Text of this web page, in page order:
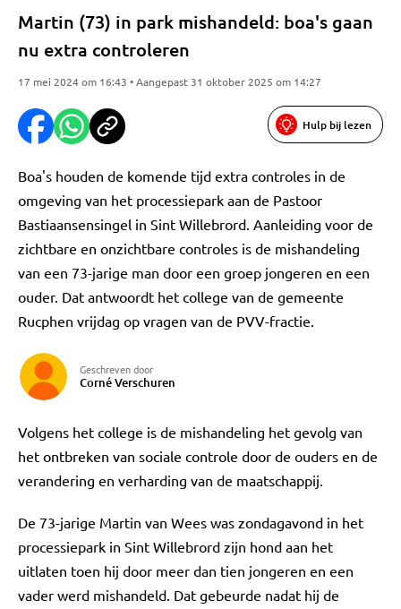
Martin (73) in park mishandeld: boa's gaan
nu extra controleren
17 mei 2024 om 16:43 • Aangepast 31 oktober 2025 om 14:27
Hulp bij lezen
Boa's houden de komende tijd extra controles in de
omgeving van het processiepark aan de Pastoor
Bastiaansensingel in Sint Willebrord. Aanleiding voor de
zichtbare en onzichtbare controles is de mishandeling
van een 73-jarige man door een groep jongeren en een
ouder. Dat antwoordt het college van de gemeente
Rucphen vrijdag op vragen van de PVV-fractie.
Geschreven door
Corné Verschuren
Volgens het college is de mishandeling het gevolg van
het ontbreken van sociale controle door de ouders en de
verandering en verharding van de maatschappij.
De 73-jarige Martin van Wees was zondagavond in het
processiepark in Sint Willebrord zijn hond aan het
uitlaten toen hij door meer dan tien jongeren en een
vader werd mishandeld. Dat gebeurde nadat hij de